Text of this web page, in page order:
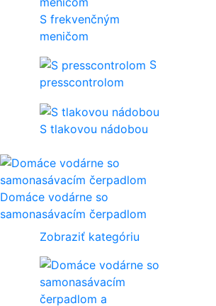
S frekvenčným
meničom
S
presscontrolom
S tlakovou nádobou
Domáce vodárne so
samonasávacím čerpadlom
Zobraziť kategóriu